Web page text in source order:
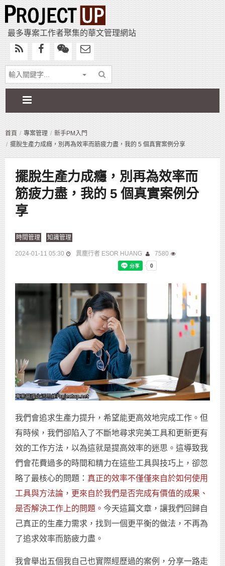
最多專案工作者聚集的華文管理網站
首頁 專案管理
新手PM入門
擺脫生產力成癮，別再為效率而筋疲力盡，我的 5 個真實案例分享
擺脫生產力成癮，別再為效率而
筋疲力盡，我的 5 個真實案例分
享
時間管理 知識管理
2024-01-11 05:30 異塵行者 ESOR HUANG 7580
我們會追求生產力提升，希望能更高效地完成工作。但
有時候，我們卻陷入了不斷地尋求完美工具和更新更有
效的工作方法，以為這就是提高效率的迷思。這導致我
們會花費過多的時間和精力在這些工具與技巧上，卻忽
略了最核心的問題： 真正的效率不僅僅來自於如何使用
工具與方法論，更來自於我們是否完成有價值的成果、
是否解決工作上的問題。 今天這篇文章，讓我們回歸自
己真正的生產力需求，找到一個更平衡的做法，不再為
了追求效率而筋疲力盡。
我會舉出五個我自己也實際經歷過的案例，分享一路走